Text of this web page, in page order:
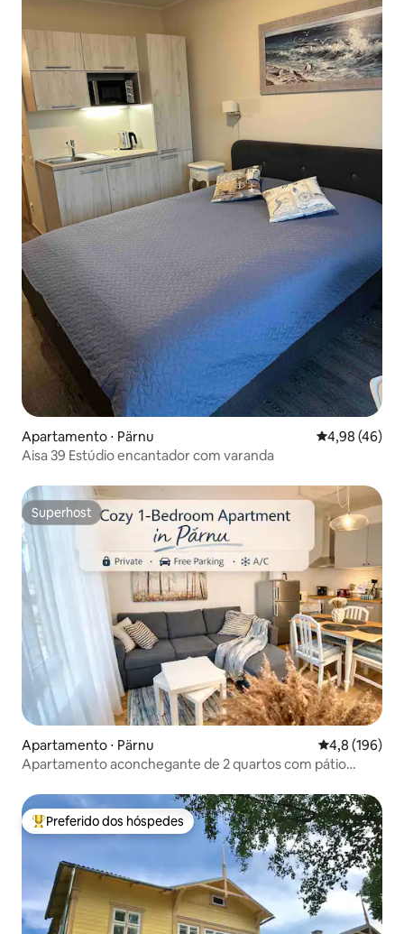
Apartamento ⋅ Pärnu 4,98 de uma
4,98 (46)
Aisa 39 Estúdio encantador com varanda
Superhost
Superhost
Apartamento ⋅ Pärnu 4,8 de uma
4,8 (196)
Apartamento aconchegante de 2 quartos com pátio
Entre os melhores preferidos dos hóspedes
Preferido dos hóspedes